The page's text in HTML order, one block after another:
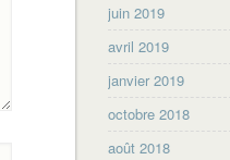
juin 2019
avril 2019
janvier 2019
octobre 2018
août 2018